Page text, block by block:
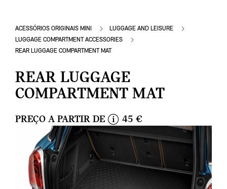
ACESSÓRIOS ORIGINAIS MINI
LUGGAGE AND LEISURE
LUGGAGE COMPARTMENT ACCESSORIES
REAR LUGGAGE COMPARTMENT MAT
REAR LUGGAGE
COMPARTMENT MAT
PREÇO A PARTIR DE
i
o
45 €